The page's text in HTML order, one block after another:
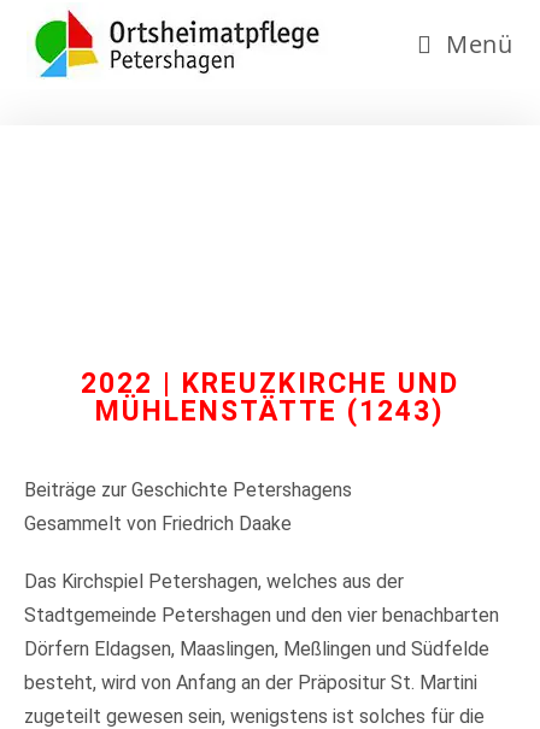
Menü
2022 | KREUZKIRCHE UND
MÜHLENSTÄTTE (1243)
Beiträge zur Geschichte Petershagens
Gesammelt von Friedrich Daake
Das Kirchspiel Petershagen, welches aus der
Stadtgemeinde Petershagen und den vier benachbarten
Dörfern Eldagsen, Maaslingen, Meßlingen und Südfelde
besteht, wird von Anfang an der Präpositur St. Martini
zugeteilt gewesen sein, wenigstens ist solches für die